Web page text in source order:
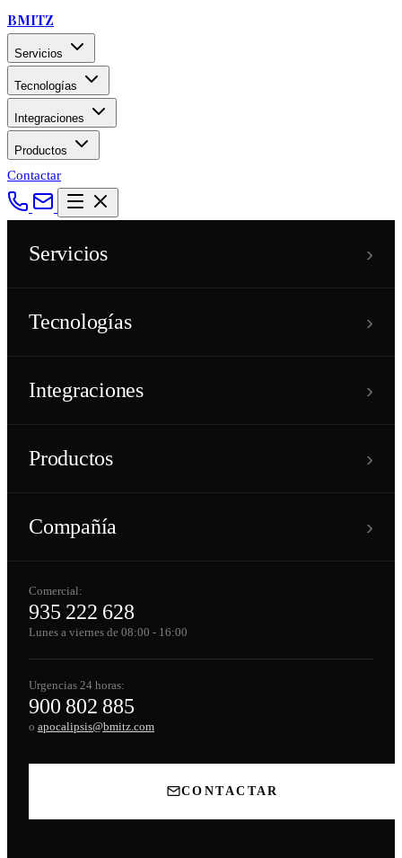
BMITZ
Servicios
Tecnologías
Integraciones
Productos
Contactar
Servicios ›
Tecnologías ›
Integraciones ›
Productos ›
Compañía ›
Comercial:
935 222 628
Lunes a viernes de 08:00 - 16:00
Urgencias 24 horas:
900 802 885
o apocalipsis@bmitz.com
CONTACTAR